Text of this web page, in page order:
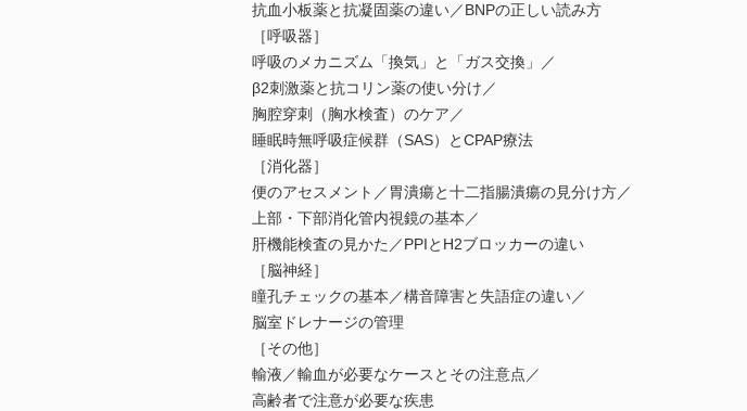
抗血小板薬と抗凝固薬の違い／BNPの正しい読み方
［呼吸器］
呼吸のメカニズム「換気」と「ガス交換」／
β2刺激薬と抗コリン薬の使い分け／
胸腔穿刺（胸水検査）のケア／
睡眠時無呼吸症候群（SAS）とCPAP療法
［消化器］
便のアセスメント／胃潰瘍と十二指腸潰瘍の見分け方／
上部・下部消化管内視鏡の基本／
肝機能検査の見かた／PPIとH2ブロッカーの違い
［脳神経］
瞳孔チェックの基本／構音障害と失語症の違い／
脳室ドレナージの管理
［その他］
輸液／輸血が必要なケースとその注意点／
高齢者で注意が必要な疾患